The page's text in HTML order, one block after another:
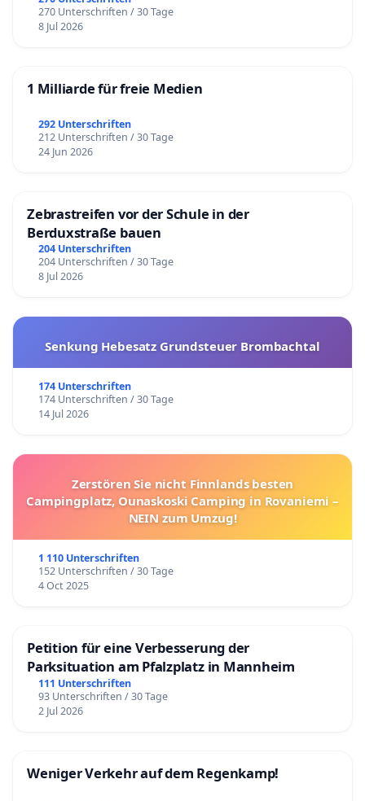
270 Unterschriften / 30 Tage
8 Jul 2026
1 Milliarde für freie Medien
292 Unterschriften
212 Unterschriften / 30 Tage
24 Jun 2026
Zebrastreifen vor der Schule in der
Berduxstraße bauen
204 Unterschriften
204 Unterschriften / 30 Tage
8 Jul 2026
Senkung Hebesatz Grundsteuer Brombachtal
174 Unterschriften
174 Unterschriften / 30 Tage
14 Jul 2026
Zerstören Sie nicht Finnlands besten
Campingplatz, Ounaskoski Camping in Rovaniemi –
NEIN zum Umzug!
1 110 Unterschriften
152 Unterschriften / 30 Tage
4 Oct 2025
Petition für eine Verbesserung der
Parksituation am Pfalzplatz in Mannheim
111 Unterschriften
93 Unterschriften / 30 Tage
2 Jul 2026
Weniger Verkehr auf dem Regenkamp!